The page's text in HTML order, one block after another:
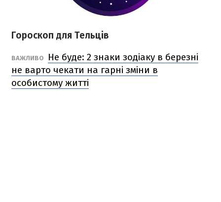
Гороскоп для Тельців
ВАЖЛИВО
Не буде: 2 знаки зодіаку в березні
не варто чекати на гарні зміни в
особистому житті